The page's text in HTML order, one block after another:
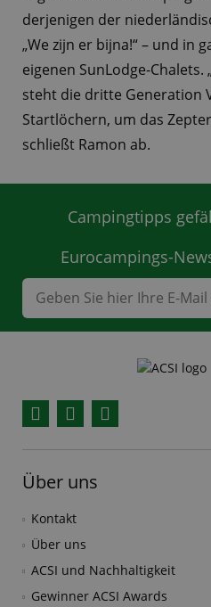
derjenigen der
„We zijn er bijna!“ – und in
eigenen SunLodge-
steht die dritte Generation
Startlöchern, um das
schließt Ramon ab.
Campingtipps
Eurocampings-
Über uns
Kontakt
Über uns
ACSI und Nachhaltigkeit
Gewinner ACSI Awards